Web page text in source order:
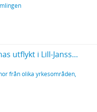
Hattparad (Tolfternas utflykt i Lill-Jansskogen
från olika yrkesområden,